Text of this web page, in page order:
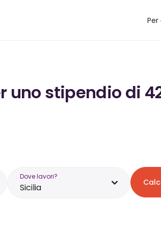
Per
uno stipendio di
Dove lavori?
Sicilia